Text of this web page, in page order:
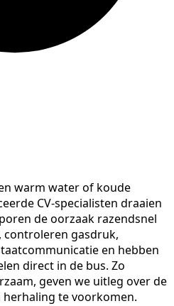
warm water of koude
CV-specialisten draaien
de oorzaak razendsnel
controleren gasdruk,
en hebben
direct in de bus. Zo
geven we uitleg over de
te voorkomen.